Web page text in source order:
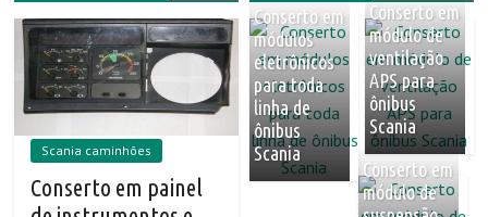
Scania caminhões
Conserto em painel
Conserto em
módulos
eletrônicos
para toda
linha de
ônibus
Scania
Conserto em
módulo de
ventilação
APS para
ônibus
Scania
Conserto em
módulo de